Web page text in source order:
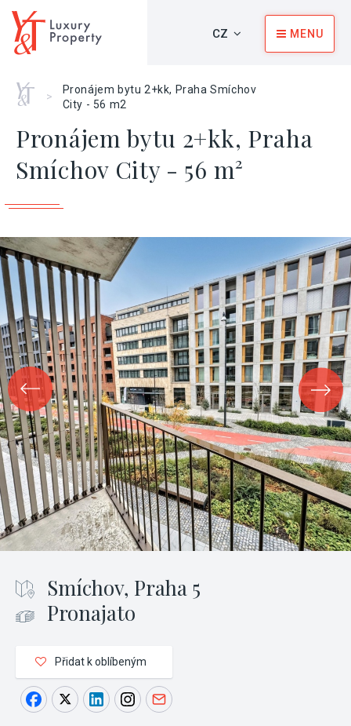
CZ MENU
Home
>
Pronájem bytu 2+kk, Praha Smíchov
City - 56 m2
Pronájem bytu 2+kk, Praha
Smíchov City - 56 m²
Smíchov, Praha 5
Pronajato
Přidat k oblíbeným